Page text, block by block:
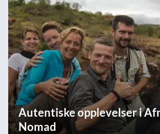
Autentiske opplevelser i
Nomad